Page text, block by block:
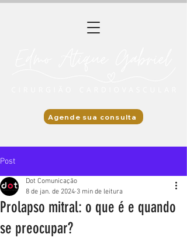
Agende sua consulta
Post
Prolapso mitral: o que é e quando
se preocupar?
Dot Comunicação
8 de jan. de 2024 3 min de leitura